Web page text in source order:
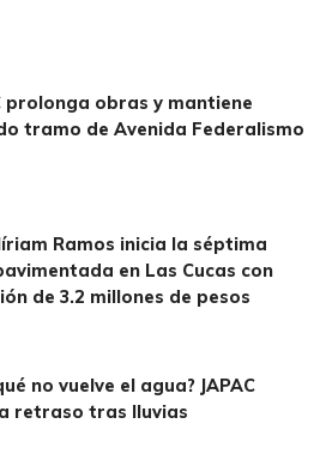
prolonga obras y mantiene
tramo de Avenida Federalismo
Ramos inicia la séptima
en Las Cucas con
de 3.2 millones de pesos
no vuelve el agua? JAPAC
retraso tras lluvias